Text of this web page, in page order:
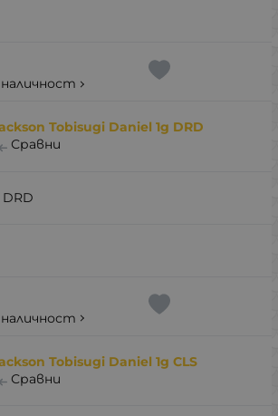
Tobisugi Daniel 1g DRD
Сравни
DRD
Tobisugi Daniel 1g CLS
Сравни